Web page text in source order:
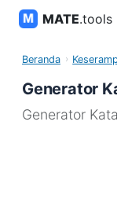
MATE.tools
Beranda
Generator
Generator